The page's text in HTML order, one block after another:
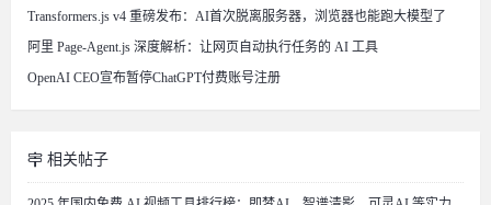
Transformers.js v4 重磅发布：AI首次脱离服务器，浏览器也能跑大模型了
阿里 Page-Agent.js 深度解析：让网页自动执行任务的 AI 工具
OpenAI CEO宣布暂停ChatGPT付费账号注册
相关帖子